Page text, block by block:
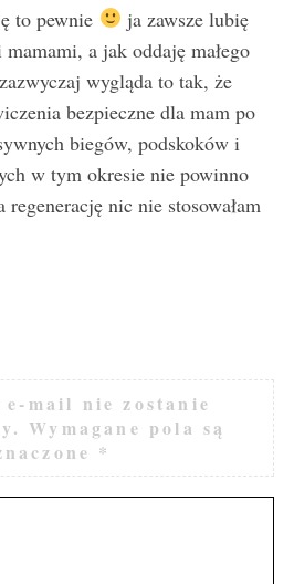
to pewnie
ja zawsze lubię
a jak oddaję małego
wygląda to tak, że
bezpieczne dla mam po
biegów, podskoków i
w tym okresie nie powinno
nic nie stosowałam
mail nie zostanie
Wymagane pola są
*